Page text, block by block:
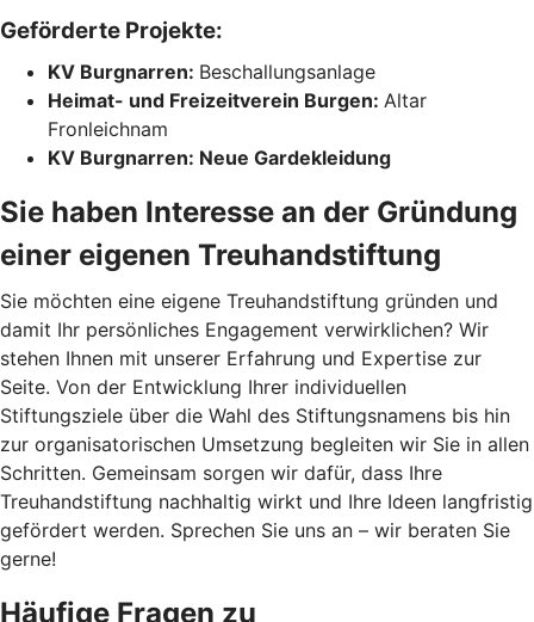
Geförderte Projekte:
KV Burgnarren: Beschallungsanlage
Heimat- und Freizeitverein Burgen: Altar
Fronleichnam
KV Burgnarren: Neue Gardekleidung
Sie haben Interesse an der Gründung
einer eigenen Treuhandstiftung
Sie möchten eine eigene Treuhandstiftung gründen und
damit Ihr persönliches Engagement verwirklichen? Wir
stehen Ihnen mit unserer Erfahrung und Expertise zur
Seite. Von der Entwicklung Ihrer individuellen
Stiftungsziele über die Wahl des Stiftungsnamens bis hin
zur organisatorischen Umsetzung begleiten wir Sie in allen
Schritten. Gemeinsam sorgen wir dafür, dass Ihre
Treuhandstiftung nachhaltig wirkt und Ihre Ideen langfristig
gefördert werden. Sprechen Sie uns an – wir beraten Sie
gerne!
Häufige Fragen zu